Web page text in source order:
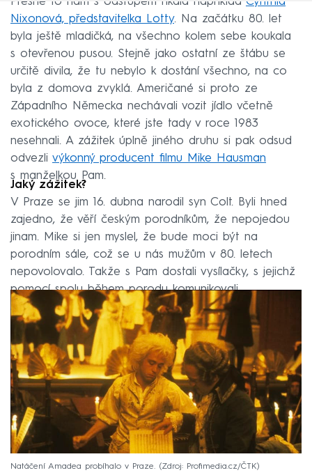
Nixonová, představitelka Lotty. Na začátku 80. let
byla ještě mladičká, na všechno kolem sebe koukala
s otevřenou pusou. Stejně jako ostatní ze štábu se
určitě divila, že tu nebylo k dostání všechno, na co
byla z domova zvyklá. Američané si proto ze
Západního Německa nechávali vozit jídlo včetně
exotického ovoce, které jste tady v roce 1983
nesehnali. A zážitek úplně jiného druhu si pak odsud
odvezli výkonný producent filmu Mike Hausman
s manželkou Pam.
Jaký zážitek?
V Praze se jim 16. dubna narodil syn Colt. Byli hned
zajedno, že věří českým porodníkům, že nepojedou
jinam. Mike si jen myslel, že bude moci být na
porodním sále, což se u nás mužům v 80. letech
nepovolovalo. Takže s Pam dostali vysílačky, s jejichž
pomocí spolu během porodu komunikovali.
Natáčení Amadea probíhalo v Praze. Zdroj: Profimedia.cz/ČTK